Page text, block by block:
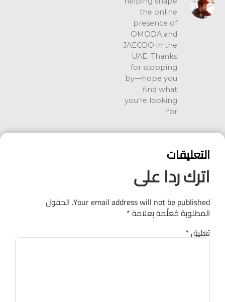
the online
presence of
OMODA and
JAECOO in the
UAE. Thanks
for stopping
by—hope you
find what
you’re looking
for!
التعليقات
اترك ردا على
Your email address will not be published. الحقول
المطلوبة مُعلَّمة بعلامة*
تعليق*